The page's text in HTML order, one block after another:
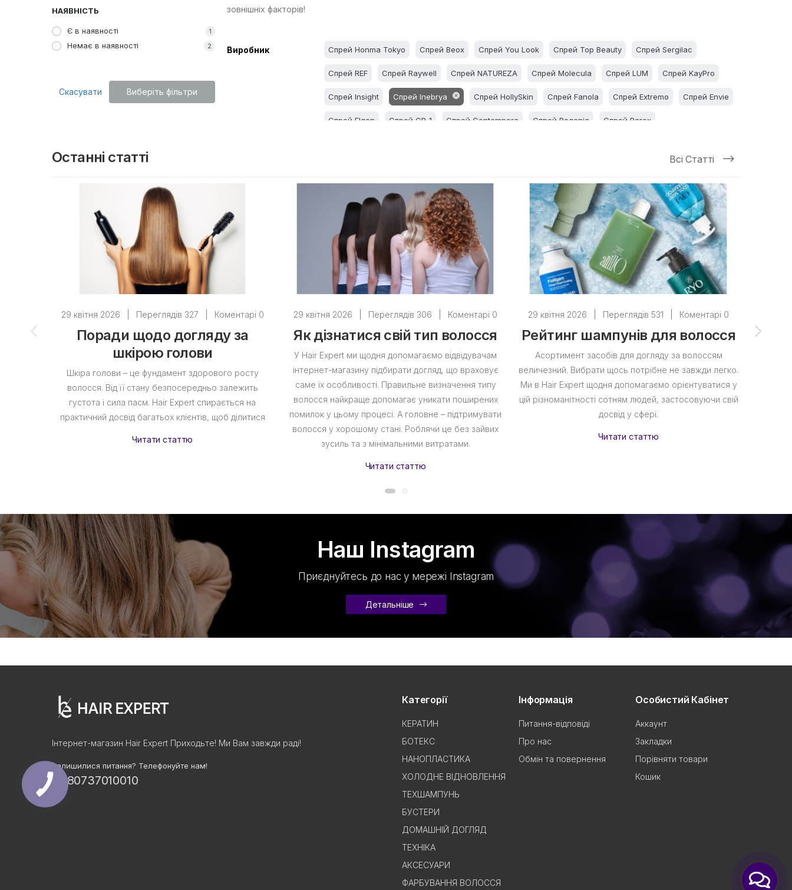
НАЯВНІСТЬ
Є в наявності 1
Немає в наявності 2
Скасувати Виберіть фільтри
зовнішніх факторів!
Виробник Спрей Honma Tokyo Спрей Beox Спрей You Look Спрей Top Beauty Спрей Sergilac
Спрей REF Спрей Raywell Спрей NATUREZA Спрей Molecula Спрей LUM Спрей KayPro
Спрей Insight Спрей Inebrya Спрей HollySkin Спрей Fanola Спрей Extremo Спрей Envie
Спрей Elgon Спрей CP-1 Спрей Contempora Спрей Bogenia Спрей Barex
Останні статті Всі Статті
29 квітня 2026 Переглядів 327 Коментарі 0
Поради щодо догляду за
шкірою голови
Шкіра голови – це фундамент здорового росту
волосся. Від її стану безпосередньо залежить
густота і сила пасм. Hair Expert спирається на
практичний досвід багатьох клієнтів, щоб ділитися
Читати статтю
29 квітня 2026 Переглядів 306 Коментарі 0
Як дізнатися свій тип волосся
У Hair Expert ми щодня допомагаємо відвідувачам
інтернет-магазину підбирати догляд, що враховує
саме їх особливості. Правильне визначення типу
волосся найкраще допомагає уникати поширених
помилок у цьому процесі. А головне – підтримувати
волосся у хорошому стані. Роблячи це без зайвих
зусиль та з мінімальними витратами.
Читати статтю
29 квітня 2026 Переглядів 531 Коментарі 0
Рейтинг шампунів для волосся
Асортимент засобів для догляду за волоссям
величезний. Вибрати щось потрібне не завжди легко.
Ми в Hair Expert щодня допомагаємо орієнтуватися у
цій різноманітності сотням людей, застосовуючи свій
досвід у сфері.
Читати статтю
ТОП
Наш Instagram
Приєднуйтесь до нас у мережі Instagram
Детальніше
Інтернет-магазин Hair Expert Приходьте! Ми Вам завжди раді!
Залишилися питання? Телефонуйте нам!
+380737010010
Категорії
КЕРАТИН
БОТЕКС
НАНОПЛАСТИКА
ХОЛОДНЕ ВІДНОВЛЕННЯ
ТЕХШАМПУНЬ
БУСТЕРИ
ДОМАШНІЙ ДОГЛЯД
ТЕХНІКА
АКСЕСУАРИ
ФАРБУВАННЯ ВОЛОССЯ
Інформація
Питання-відповіді
Про нас
Обмін та повернення
Особистий Кабінет
Аккаунт
Закладки
Порівняти товари
Кошик